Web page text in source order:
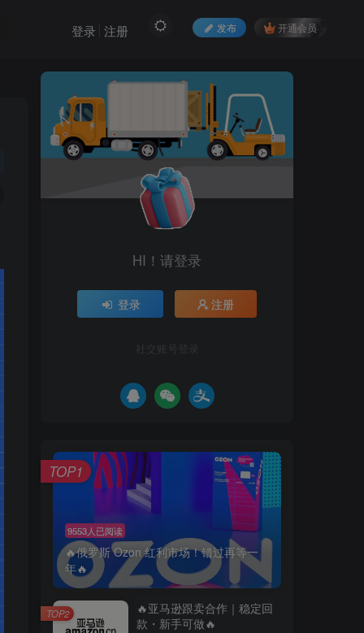
发布 开通会员
登录 注册
HI！请登录
登录 注册
社交账号登录
9553人已阅读
🔥俄罗斯 Ozon 红利市场！错过再等一
年🔥
TOP1
🔥亚马逊跟卖合作｜稳定回
款・新手可做🔥
TOP2